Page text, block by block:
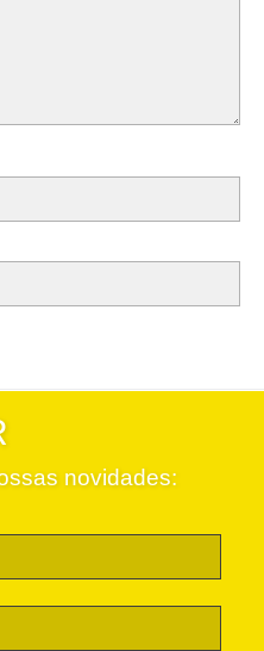
novidades: